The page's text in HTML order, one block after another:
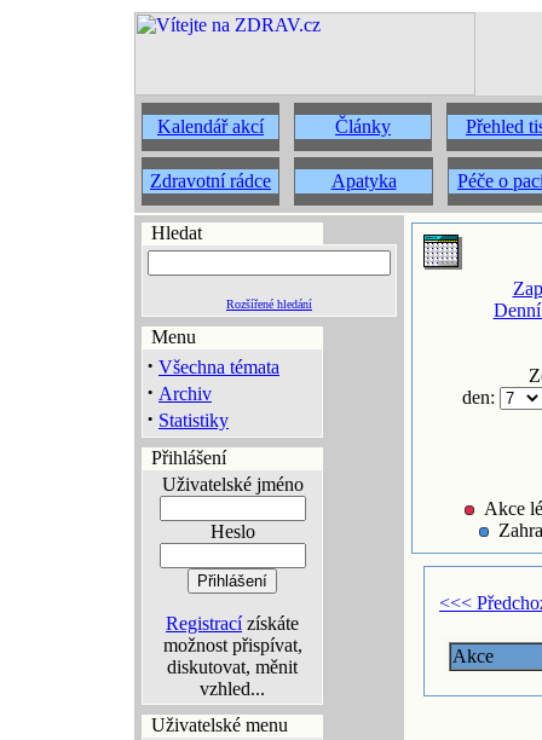
Kalendář akcí Články Přehled
Zdravotní rádce Apatyka Péče o
Hledat
Rozšířené hledání
Menu
· Všechna témata
· Archiv
· Statistiky
Přihlášení
Uživatelské jméno
Heslo
Registracízískáte
možnost přispívat,
diskutovat, měnit
vzhled...
Uživatelské menu
den:
Akce
<<<
Akce